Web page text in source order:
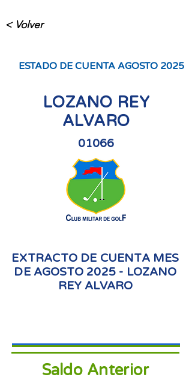
< Volver
ESTADO DE CUENTA AGOSTO 2025
LOZANO REY
ALVARO
01066
EXTRACTO DE CUENTA MES
DE AGOSTO 2025 - LOZANO
REY ALVARO
Saldo Anterior